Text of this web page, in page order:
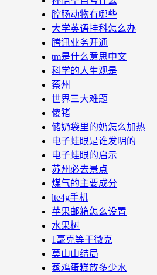
腔肠动物有哪些
大学英语挂科怎么办
腾讯业务开通
tm是什么意思中文
科学的人生观是
蔡州
世界三大难题
傻猪
储奶袋里的奶怎么加热
电子蛙眼是谁发明的
电子蛙眼的启示
苏州必去景点
煤气的主要成分
lte4g手机
苹果邮箱怎么设置
水果树
1毫克等于微克
莫山山结局
蒸鸡蛋糕放多少水